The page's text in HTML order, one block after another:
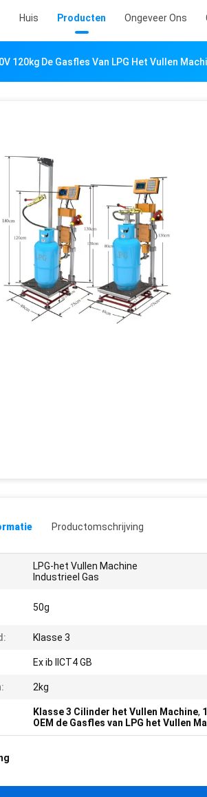
Huis Producten Ongeveer Ons
120kg De Gasfles Van LPG Het Vullen
Productomschrijving
LPG-het Vullen Machine
Industrieel Gas
50g
Klasse 3
Ex ib IICT4 GB
2kg
Klasse 3 Cilinder het Vullen Machine,
OEM de Gasfles van LPG het Vullen